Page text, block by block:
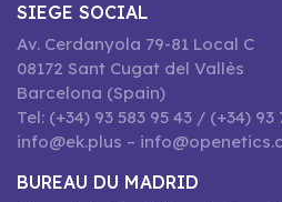
SIEGE SOCIAL
Av. Cerdanyola 79-81 Local C
08172 Sant Cugat del Vallès
Barcelona (Spain)
Tel: (+34) 93 583 95 43 / (+34) 93
info@ek.plus –
BUREAU DU MADRID